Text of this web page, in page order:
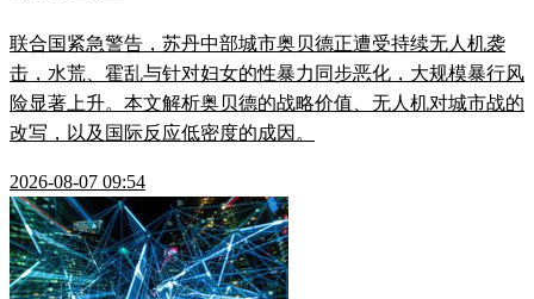
联合国紧急警告，苏丹中部城市奥贝德正遭受持续无人机袭
击，水荒、霍乱与针对妇女的性暴力同步恶化，大规模暴行风
险显著上升。本文解析奥贝德的战略价值、无人机对城市战的
改写，以及国际反应低密度的成因。
2026-08-07 09:54